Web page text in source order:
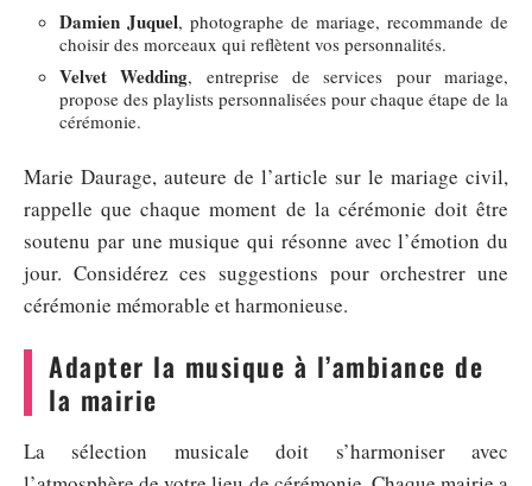
Damien Juquel, photographe de mariage, recommande de
choisir des morceaux qui reflètent vos personnalités.
Velvet Wedding, entreprise de services pour mariage,
propose des playlists personnalisées pour chaque étape de la
cérémonie.
Marie Daurage, auteure de l’article sur le mariage civil,
rappelle que chaque moment de la cérémonie doit être
soutenu par une musique qui résonne avec l’émotion du
jour. Considérez ces suggestions pour orchestrer une
cérémonie mémorable et harmonieuse.
Adapter la musique à l’ambiance de
la mairie
La sélection musicale doit s’harmoniser avec